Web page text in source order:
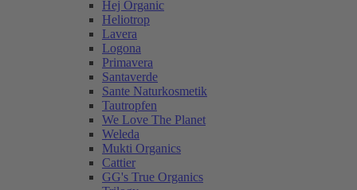
Hej Organic
Heliotrop
Lavera
Logona
Primavera
Santaverde
Sante Naturkosmetik
Tautropfen
We Love The Planet
Weleda
Mukti Organics
Cattier
GG's True Organics